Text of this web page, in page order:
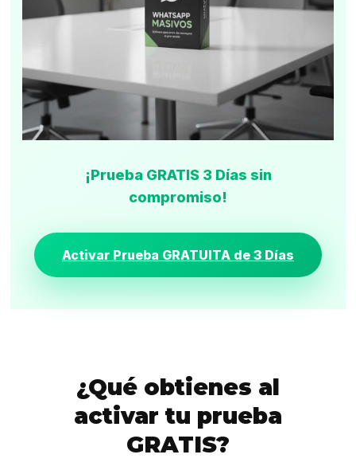
¡Prueba GRATIS 3 Días sin
compromiso!
Activar Prueba GRATUITA de 3 Días
¿Qué obtienes al
activar tu prueba
GRATIS?